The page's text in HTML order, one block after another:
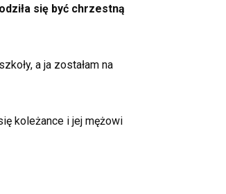
się być chrzestną
a ja zostałam na
koleżance i jej mężowi